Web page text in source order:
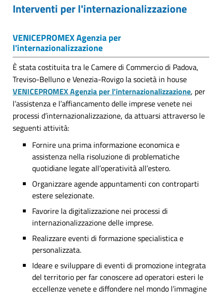
Interventi per l'internazionalizzazione
VENICEPROMEX Agenzia per
l'internazionalizzazione
È stata costituita tra le Camere di Commercio di Padova,
Treviso-Belluno e Venezia-Rovigo la società in house
VENICEPROMEX Agenzia per l'internazionalizzazione, per
l’assistenza e l’affiancamento delle imprese venete nei
processi d’internazionalizzazione, da attuarsi attraverso le
seguenti attività:
Fornire una prima informazione economica e
assistenza nella risoluzione di problematiche
quotidiane legate all’operatività all’estero.
Organizzare agende appuntamenti con controparti
estere selezionate.
Favorire la digitalizzazione nei processi di
internazionalizzazione delle imprese.
Realizzare eventi di formazione specialistica e
personalizzata.
Ideare e sviluppare di eventi di promozione integrata
del territorio per far conoscere ad operatori esteri le
eccellenze venete e diffondere nel mondo l’immagine